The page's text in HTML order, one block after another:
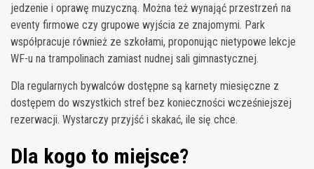
jedzenie i oprawę muzyczną. Można też wynająć przestrzeń na
eventy firmowe czy grupowe wyjścia ze znajomymi. Park
współpracuje również ze szkołami, proponując nietypowe lekcje
WF-u na trampolinach zamiast nudnej sali gimnastycznej.
Dla regularnych bywalców dostępne są karnety miesięczne z
dostępem do wszystkich stref bez konieczności wcześniejszej
rezerwacji. Wystarczy przyjść i skakać, ile się chce.
Dla kogo to miejsce?